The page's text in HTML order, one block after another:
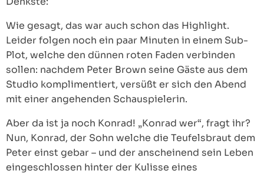
Wie gesagt, das war auch schon das Highlight.
Leider folgen noch ein paar Minuten in einem Sub-
Plot, welche den dünnen roten Faden verbinden
sollen: nachdem Peter Brown seine Gäste aus dem
Studio komplimentiert, versüßt er sich den Abend
mit einer angehenden Schauspielerin.
Aber da ist ja noch Konrad! „Konrad wer“, fragt ihr?
Nun, Konrad, der Sohn welche die Teufelsbraut dem
Peter einst gebar – und der anscheinend sein Leben
eingeschlossen hinter der Kulisse eines